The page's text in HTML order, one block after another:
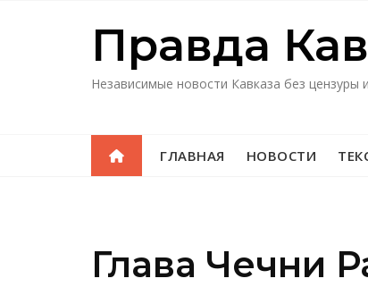
Правда
Независимые новости Кавказа без цензуры
ГЛАВНАЯ НОВОСТИ
Глава Чечни